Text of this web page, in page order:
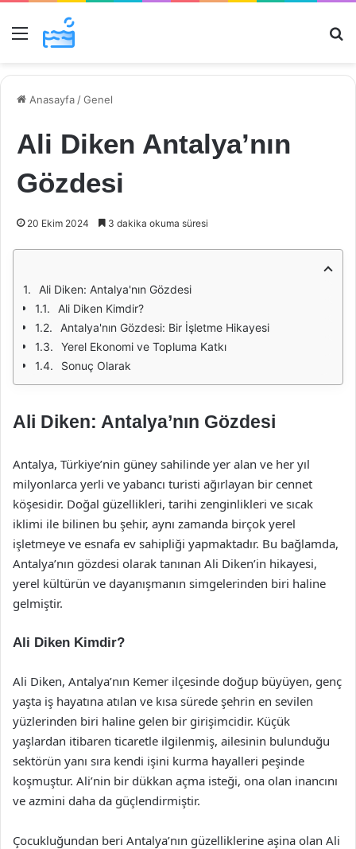
Menü
Anasayfa /Genel
Ali Diken Antalya’nın
Gözdesi
20 Ekim 2024 3 dakika okuma süresi
Ali Diken: Antalya'nın Gözdesi
Ali Diken Kimdir?
Antalya'nın Gözdesi: Bir İşletme Hikayesi
Yerel Ekonomi ve Topluma Katkı
Sonuç Olarak
Ali Diken: Antalya’nın Gözdesi
Antalya, Türkiye’nin güney sahilinde yer alan ve her yıl
milyonlarca yerli ve yabancı turisti ağırlayan bir cennet
köşesidir. Doğal güzellikleri, tarihi zenginlikleri ve sıcak
iklimi ile bilinen bu şehir, aynı zamanda birçok yerel
işletmeye ve esnafa ev sahipliği yapmaktadır. Bu bağlamda,
Antalya’nın gözdesi olarak tanınan Ali Diken’in hikayesi,
yerel kültürün ve dayanışmanın simgelerinden biri haline
gelmiştir.
Ali Diken Kimdir?
Ali Diken, Antalya’nın Kemer ilçesinde doğup büyüyen, genç
yaşta iş hayatına atılan ve kısa sürede şehrin en sevilen
yüzlerinden biri haline gelen bir girişimcidir. Küçük
yaşlardan itibaren ticaretle ilgilenmiş, ailesinin bulunduğu
sektörün yanı sıra kendi işini kurma hayalleri peşinde
koşmuştur. Ali’nin bir dükkan açma isteği, ona olan inancını
ve azmini daha da güçlendirmiştir.
Çocukluğundan beri Antalya’nın güzelliklerine aşina olan Ali